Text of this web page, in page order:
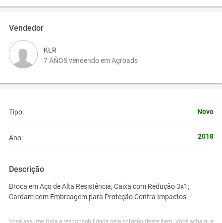
Vendedor
KLR
7 AÑOS vendendo em Agroads
Tipo: Novo
Ano: 2018
Descrição
Broca em Aço de Alta Resistência; Caixa com Redução 3x1;
Cardam com Embreagem para Proteção Contra Impactos.